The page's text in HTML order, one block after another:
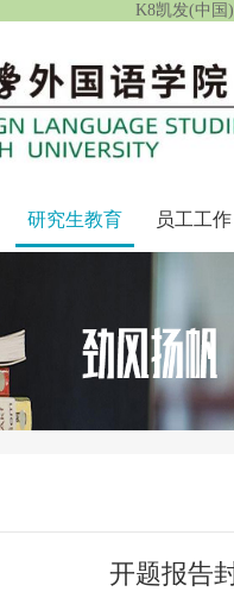
K8凯发(中国
研究生教育 员工工作
开题报告